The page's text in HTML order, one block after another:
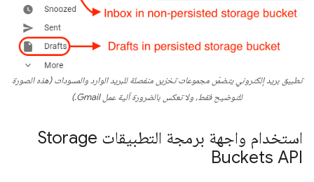
تطبيق بريد إلكتروني يتضمّن مجموعات تخزين منفصلة للبريد الوارد والمسودات (هذه الصورة
للتوضيح فقط، ولا تعكس بالضرورة آلية عمل Gmail.)
استخدام واجهة برمجة التطبيقات Storage
Buckets API